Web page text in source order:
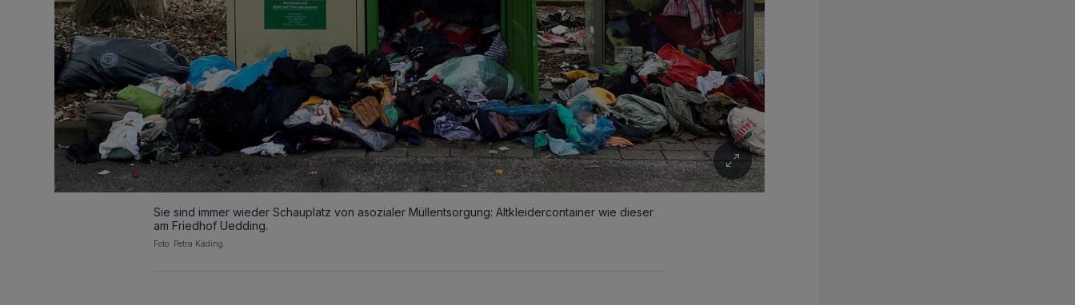
Sie sind immer wieder Schauplatz von asozialer Müllentsorgung: Altkleidercontainer wie dieser
am Friedhof Uedding.
Foto: Petra Käding